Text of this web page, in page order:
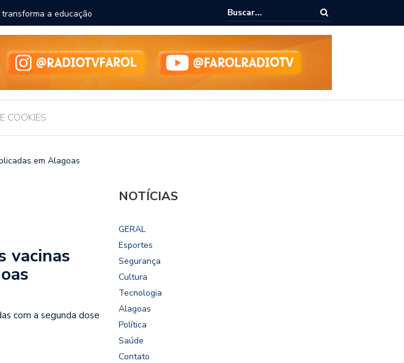
estudantes da rede
Chico Filho destaca potencial esportivo, turístico e econômico da Maratona
Internacional de Maceió
COOKIES
em Alagoas
vacinas
com a segunda dose
NOTÍCIAS
GERAL
Esportes
Segurança
Cultura
Tecnologia
Alagoas
Política
Saúde
Contato